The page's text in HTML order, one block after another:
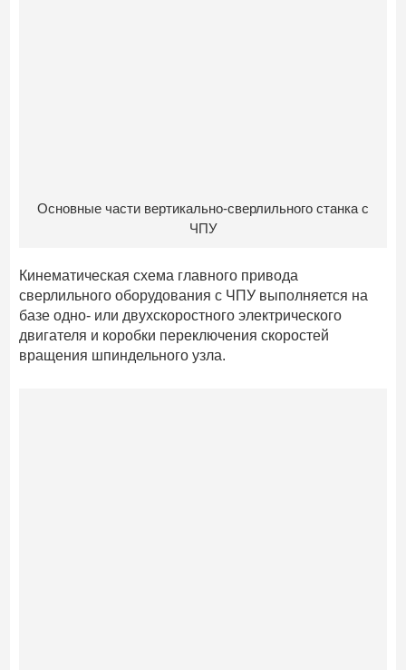
Основные части вертикально-сверлильного станка с
ЧПУ
Кинематическая схема главного привода
сверлильного оборудования с ЧПУ выполняется на
базе одно- или двухскоростного электрического
двигателя и коробки переключения скоростей
вращения шпиндельного узла.